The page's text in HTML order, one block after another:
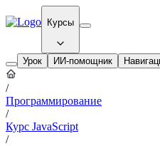
Курсы
Урок ИИ-помощник
/
Программирование
/
Курс JavaScript
/